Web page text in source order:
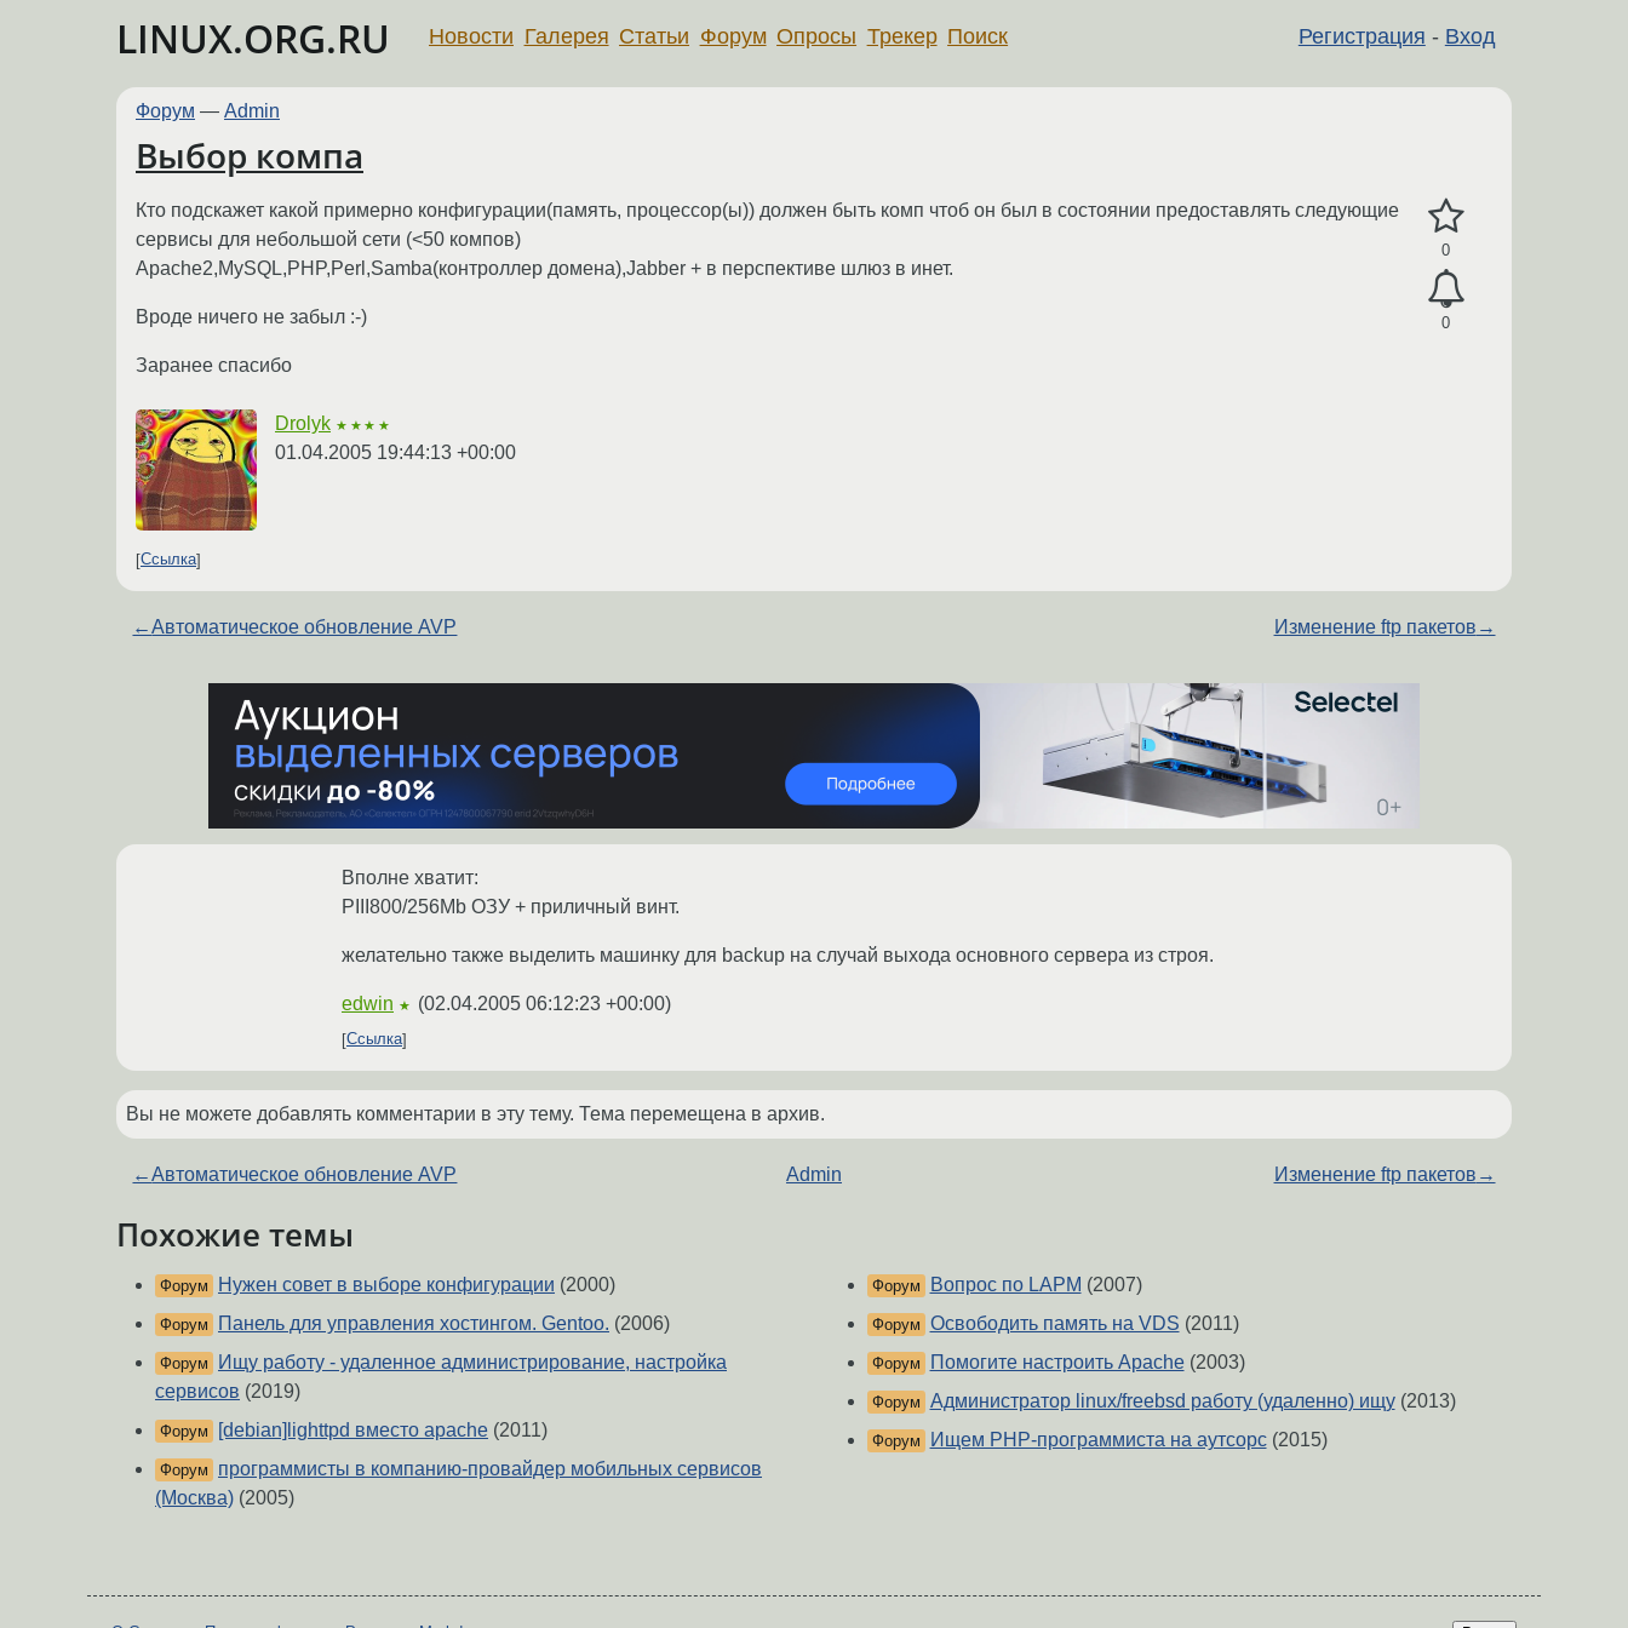
LINUX.ORG.RU Регистрация - Вход
Новости Галерея Статьи Форум Опросы Трекер Поиск
Форум — Admin
Выбор компа
0
0
Кто подскажет какой примерно конфигурации(память, процессор(ы)) должен быть комп чтоб он был в состоянии предоставлять следующие
сервисы для небольшой сети (<50 компов)
Apache2,MySQL,PHP,Perl,Samba(контроллер домена),Jabber + в перспективе шлюз в инет.
Вроде ничего не забыл :-)
Заранее спасибо
Drolyk ★★★★
01.04.2005 19:44:13 +00:00
Ссылка
←Автоматическое обновление AVP Изменение ftp пакетов →
Вполне хватит:
PIII800/256Mb ОЗУ + приличный винт.
желательно также выделить машинку для backup на случай выхода основного сервера из строя.
edwin ★ (02.04.2005 06:12:23 +00:00)
Ссылка
Вы не можете добавлять комментарии в эту тему. Тема перемещена в архив.
←Автоматическое обновление AVP Admin Изменение ftp пакетов →
Похожие темы
Форум Нужен совет в выборе конфигурации (2000)
Форум Панель для управления хостингом. Gentoo. (2006)
Форум
Ищу работу - удаленное администрирование, настройка
сервисов (2019)
Форум [debian]lighttpd вместо apache (2011)
Форум
программисты в компанию-провайдер мобильных сервисов
(Москва) (2005)
Форум Вопрос по LAPM (2007)
Форум Освободить память на VDS (2011)
Форум Помогите настроить Apache(2003)
Форум Администратор linux/freebsd работу (удаленно) ищу(2013)
Форум Ищем PHP-программиста на аутсорс(2015)